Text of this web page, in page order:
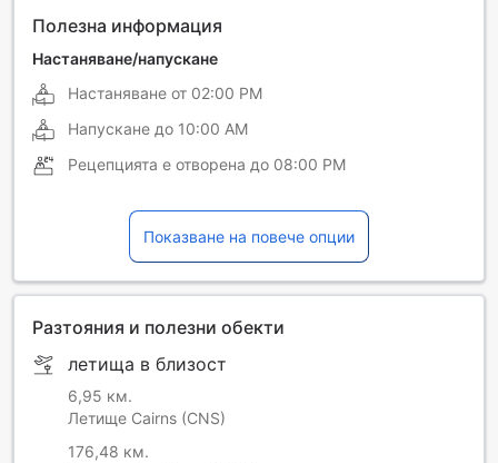
Полезна информация
Настаняване/напускане
Настаняване от 02:00 PM
Напускане до 10:00 AM
Рецепцията е отворена до 08:00 PM
Показване на повече опции
Разтояния и полезни обекти
летища в близост
6,95 км.
Летище Cairns (CNS)
176,48 км.